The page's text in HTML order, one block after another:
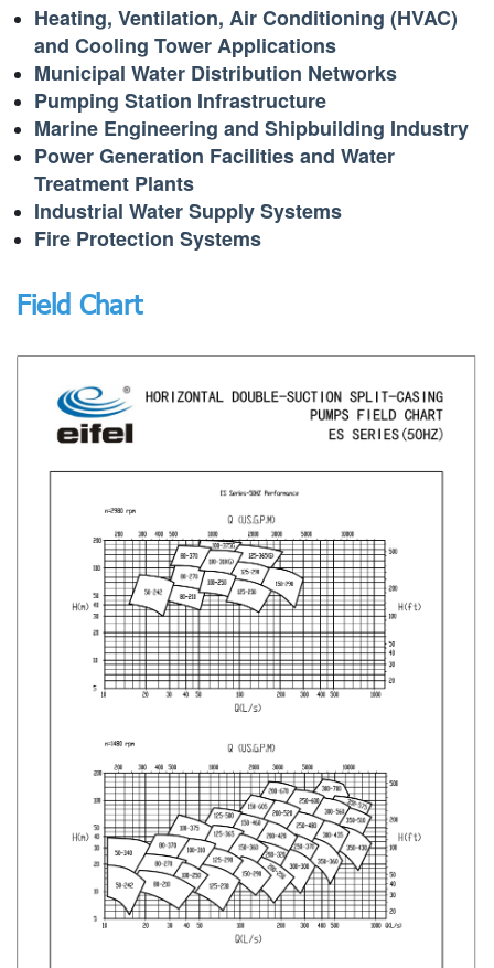
Heating, Ventilation, Air Conditioning (HVAC)
and Cooling Tower Applications
Municipal Water Distribution Networks
Pumping Station Infrastructure
Marine Engineering and Shipbuilding Industry
Power Generation Facilities and Water
Treatment Plants
Industrial Water Supply Systems
Fire Protection Systems
Field Chart